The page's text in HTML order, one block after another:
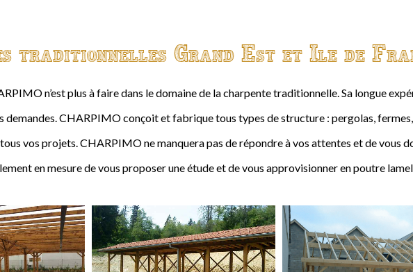
traditionnelles Grand Est et Ile de
n’est plus à faire dans le domaine de la charpente traditionnelle. Sa longue
demandes. CHARPIMO conçoit et fabrique tous types de structure : pergolas, fermes,
vos projets. CHARPIMO ne manquera pas de répondre à vos attentes et de vous
en mesure de vous proposer une étude et de vous approvisionner en poutre